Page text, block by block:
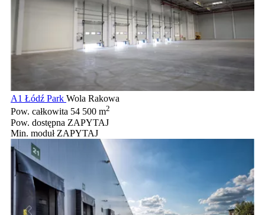
A1 Łódź Park Wola Rakowa
Pow. całkowita 54 500 m2
Pow. dostępna ZAPYTAJ
Min. moduł ZAPYTAJ